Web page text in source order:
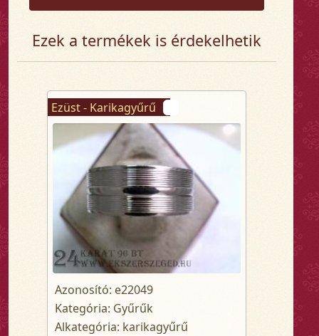
Ezek a termékek is érdekelhetik
Ezüst - Karikagyűrű
Azonosító: e22049
Kategória: Gyűrűk
Alkategória: karikagyűrű